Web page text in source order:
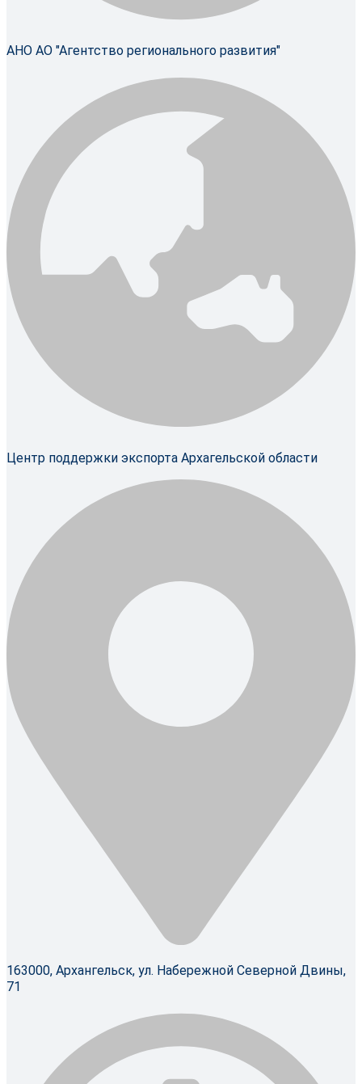
АНО АО "Агентство регионального развития"
Центр поддержки экспорта Архагельской области
163000, Архангельск, ул. Набережной Северной Двины,
71